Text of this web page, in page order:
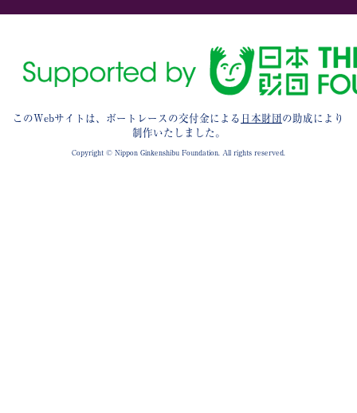
このWebサイトは、ボートレースの交付金による 日本財団 の助成により
制作いたしました。
Copyright © Nippon Ginkenshibu Foundation. All rights reserved.